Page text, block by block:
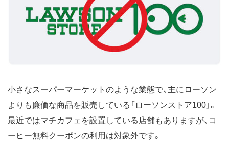
小さなスーパーマーケットのような業態で、主にローソン
よりも廉価な商品を販売している「ローソンストア100」。
最近ではマチカフェを設置している店舗もありますが、コ
ーヒー無料クーポンの利用は対象外です。